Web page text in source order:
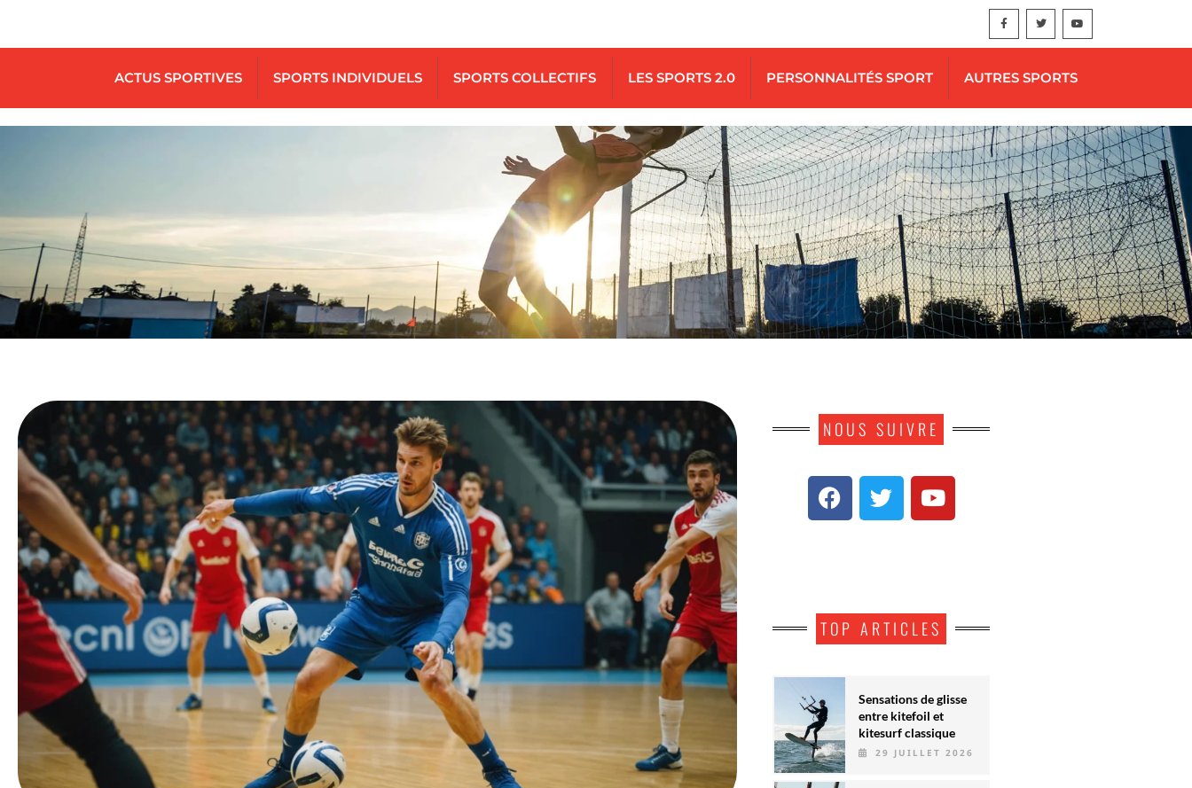
ACTUS SPORTIVES SPORTS INDIVIDUELS SPORTS COLLECTIFS LES SPORTS 2.0 PERSONNALITÉS SPORT AUTRES SPORTS
NOUS SUIVRE
TOP ARTICLES
Sensations de glisse
entre kitefoil et
kitesurf classique
29 JUILLET 2026